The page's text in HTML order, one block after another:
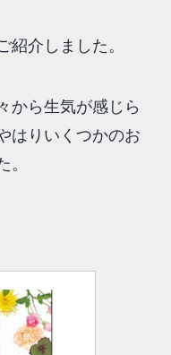
紹介しました。
から生気が感じら
はりいくつかのお
。